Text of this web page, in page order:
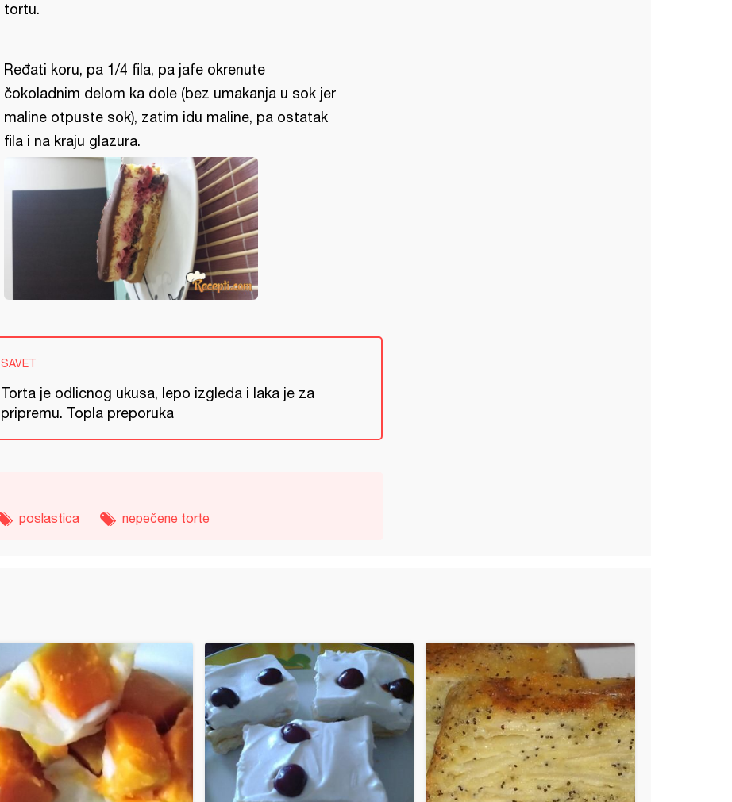
tortu.
Ređati koru, pa 1/4 fila, pa jafe okrenute
čokoladnim delom ka dole (bez umakanja u sok jer
maline otpuste sok), zatim idu maline, pa ostatak
fila i na kraju glazura.
SAVET
Torta je odlicnog ukusa, lepo izgleda i laka je za
pripremu. Topla preporuka
poslastica nepečene torte